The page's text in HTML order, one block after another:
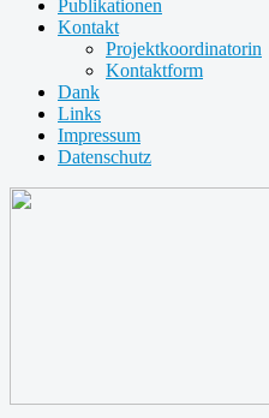
Publikationen
Kontakt
Projektkoordinatorin
Kontaktform
Dank
Links
Impressum
Datenschutz